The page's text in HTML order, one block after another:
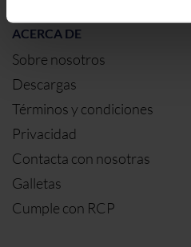
ACERCA DE
Sobre nosotros
Descargas
Términos y condiciones
Privacidad
Contacta con nosotras
Galletas
Cumple con RCP